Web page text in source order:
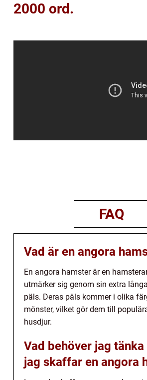
2000 ord.
FAQ
Vad är en angora
En angora hamster är en
utmärker sig genom sin extra
päls. Deras päls kommer i olika
mönster, vilket gör dem till
husdjur.
Vad behöver jag tänka
jag skaffar en angora